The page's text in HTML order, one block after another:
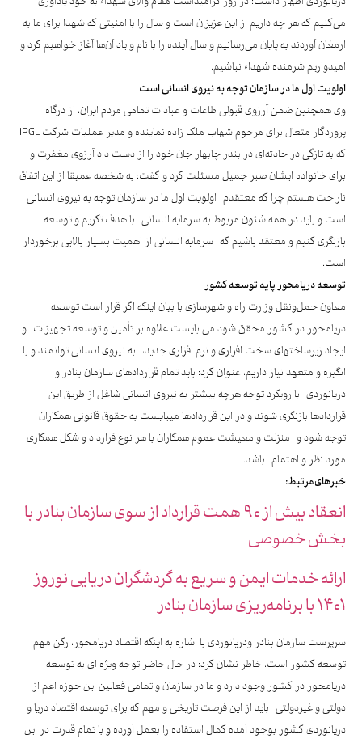
می‌کنیم که هر چه داریم از این عزیزان است و سال را با امنیتی که شهدا برای ما به
ارمغان آوردند به پایان می‌رسانیم و سال آینده را با نام و یاد آن‌ها آغاز خواهیم کرد و
امیدواریم شرمنده شهداء نباشیم.
اولویت اول ما در سازمان توجه به نیروی انسانی است
وی همچنین ضمن آرزوی قبولی طاعات و عبادات تمامی مردم ایران، از درگاه
پروردگار متعال برای مرحوم شهاب ملک زاده نماینده و مدیر عملیات شرکت IPGL
که به تازگی در حادثه‌ای در بندر چابهار جان خود را از دست داد آرزوی مغفرت و
برای خانواده ایشان صبر جمیل مسئلت کرد و گفت: به شخصه عمیقا از این اتفاق
ناراحت هستم چرا که معتقدم اولویت اول ما در سازمان توجه به نیروی انسانی
است و باید در همه شئون مربوط به سرمایه انسانی با هدف تکریم و توسعه
بازنگری کنیم و معتقد باشیم که سرمایه انسانی از اهمیت بسیار بالایی برخوردار
است.
توسعه دریامحور پایه توسعه کشور
معاون حمل‌ونقل وزارت راه و شهرسازی با بیان اینکه اگر قرار است توسعه
دریامحور در کشور محقق شود می بایست علاوه بر تأمین و توسعه تجهیزات و
ایجاد زیرساختهای سخت افزاری و نرم افزاری جدید، به نیروی انسانی توانمند و با
انگیزه و متعهد نیاز داریم، عنوان کرد: باید تمام قراردادهای سازمان بنادر و
دریانوردی با رویکرد توجه هرچه بیشتر به نیروی انسانی شاغل از طریق این
قراردادها بازنگری شوند و در این قراردادها میبایست به حقوق قانونی همکاران
توجه شود و منزلت و معیشت عموم همکاران با هر نوع قرارداد و شکل همکاری
مورد نظر و اهتمام باشد.
خبرهای‌مرتبط:
انعقاد بیش از ۹۰ همت قرارداد از سوی سازمان بنادر با
بخش خصوصی
ارائه خدمات‌ ایمن و سریع به گردشگران دریایی نوروز
۱۴۰۱ با برنامه‌ریزی سازمان بنادر
سرپرست سازمان بنادر ودریانوردی با اشاره به اینکه اقتصاد دریامحور، رکن مهم
توسعه کشور است، خاطر نشان کرد: در حال حاضر توجه ویژه ای به توسعه
دریامحور در کشور وجود دارد و ما در سازمان و تمامی فعالین این حوزه اعم از
دولتی و غیردولتی باید از این فرصت تاریخی و مهم که برای توسعه اقتصاد دریا و
دریانوردی کشور بوجود آمده کمال استفاده را بعمل آورده و با تمام قدرت در این